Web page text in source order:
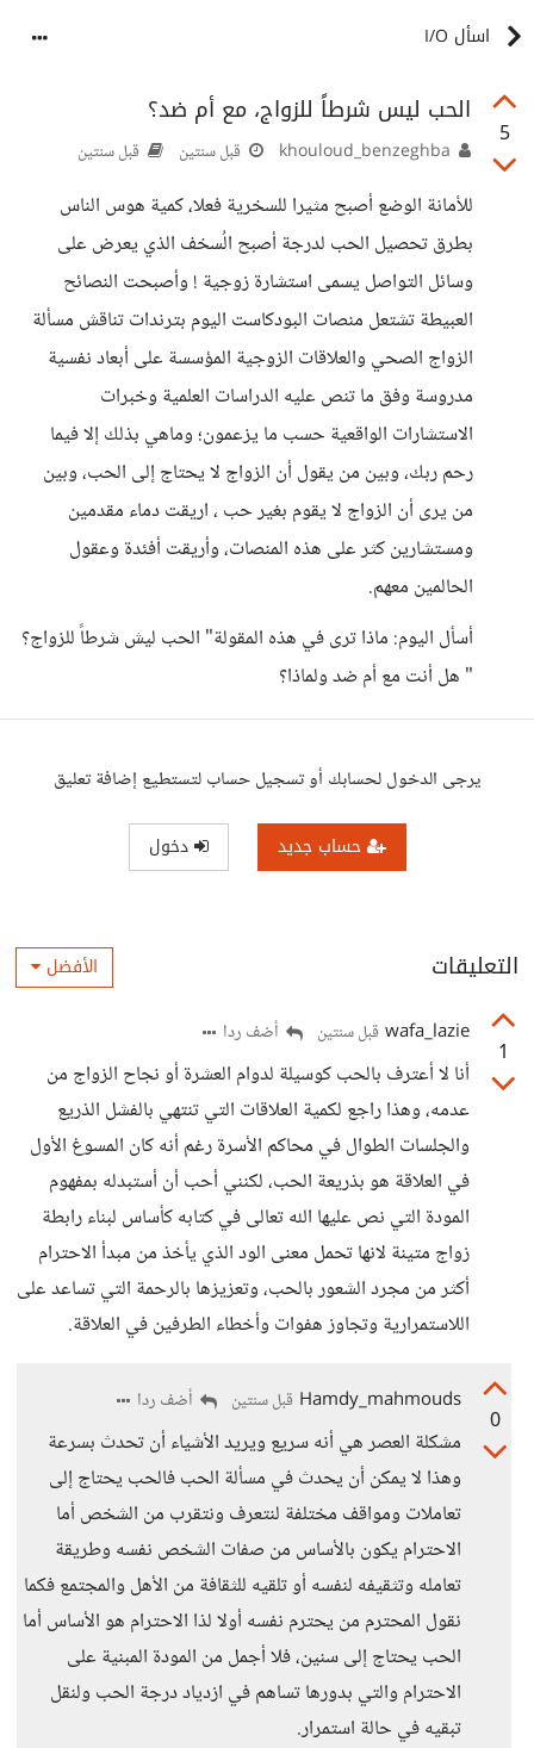
اسأل I/O
5
الحب ليس شرطاً للزواج، مع أم ضد؟
قبل سنتين قبل سنتين
للأمانة الوضع أصبح مثيرا للسخرية فعلا، كمية هوس الناس
بطرق تحصيل الحب لدرجة أصبح الُسخف الذي يعرض على
وسائل التواصل يسمى استشارة زوجية ! وأصبحت النصائح
العبيطة تشتعل منصات البودكاست اليوم بترندات تناقش مسألة
الزواج الصحي والعلاقات الزوجية المؤسسة على أبعاد نفسية
مدروسة وفق ما تنص عليه الدراسات العلمية وخبرات
الاستشارات الواقعية حسب ما يزعمون؛ وماهي بذلك إلا فيما
رحم ربك، وبين من يقول أن الزواج لا يحتاج إلى الحب، وبين
من يرى أن الزواج لا يقوم بغير حب ، اريقت دماء مقدمين
ومستشارين كثر على هذه المنصات، وأريقت أفئدة وعقول
الحالمين معهم.
أسأل اليوم: ماذا ترى في هذه المقولة" الحب ليش شرطاً للزواج؟
" هل أنت مع أم ضد ولماذا؟
يرجى الدخول لحسابك أو تسجيل حساب لتستطيع إضافة تعليق
حساب جديد دخول
التعليقات الأفضل
1
wafa_lazie قبل سنتين أضف ردا
أنا لا أعترف بالحب كوسيلة لدوام العشرة أو نجاح الزواج من
عدمه، وهذا راجع لكمية العلاقات التي تنتهي بالفشل الذريع
والجلسات الطوال في محاكم الأسرة رغم أنه كان المسوغ الأول
في العلاقة هو بذريعة الحب، لكنني أحب أن أستبدله بمفهوم
المودة التي نص عليها الله تعالى في كتابه كأساس لبناء رابطة
زواج متينة لانها تحمل معنى الود الذي يأخذ من مبدأ الاحترام
أكثر من مجرد الشعور بالحب، وتعزيزها بالرحمة التي تساعد على
اللاستمرارية وتجاوز هفوات وأخطاء الطرفين في العلاقة.
0
Hamdy_mahmouds قبل سنتين أضف ردا
مشكلة العصر هي أنه سريع ويريد الأشياء أن تحدث بسرعة
وهذا لا يمكن أن يحدث في مسألة الحب فالحب يحتاج إلى
تعاملات ومواقف مختلفة لنتعرف ونتقرب من الشخص أما
الاحترام يكون بالأساس من صفات الشخص نفسه وطريقة
تعامله وتثقيفه لنفسه أو تلقيه للثقافة من الأهل والمجتمع فكما
نقول المحترم من يحترم نفسه أولا لذا الاحترام هو الأساس أما
الحب يحتاج إلى سنين، فلا أجمل من المودة المبنية على
الاحترام والتي بدورها تساهم في ازدياد درجة الحب ولنقل
تبقيه في حالة استمرار.